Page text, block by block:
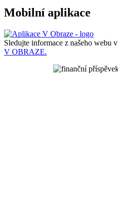
Mobilní aplikace
Sledujte informace z našeho webu v
V OBRAZE.